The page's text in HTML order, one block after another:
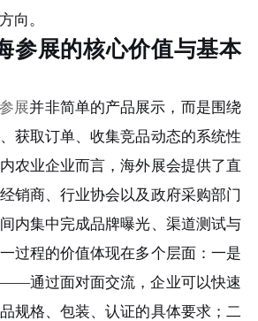
向。
参展的核心价值与基本
展并非简单的产品展示，而是围绕
获取订单、收集竞品动态的系统性
农业企业而言，海外展会提供了直
销商、行业协会以及政府采购部门
内集中完成品牌曝光、渠道测试与
过程的价值体现在多个层面：一是
通过面对面交流，企业可以快速
规格、包装、认证的具体要求；二